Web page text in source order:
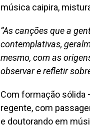
música caipira,
“As canções que a
contemplativas,
mesmo, com as
observar e refletir
Com formação sólida
regente, com
e doutorando em